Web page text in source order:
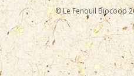
© Le Fenouil Biocoop